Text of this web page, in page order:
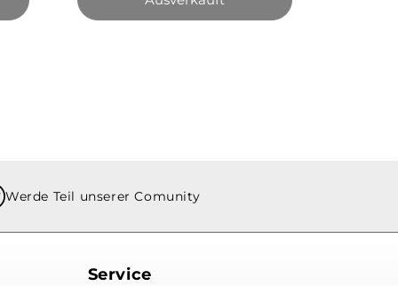
Werde Teil unserer Comunity
Service